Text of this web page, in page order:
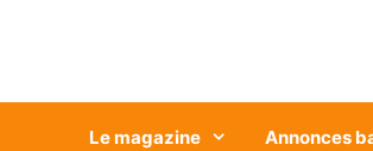
Le magazine Annonces